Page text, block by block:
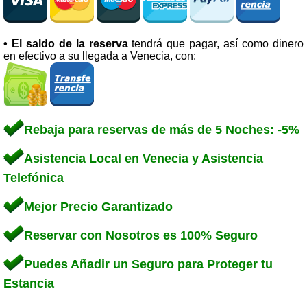
• El saldo de la reservatendrá que pagar, así como dinero
en efectivo a su llegada a Venecia, con:
Rebaja para reservas de más de 5 Noches: -5%
Asistencia Local en Venecia y Asistencia
Telefónica
Mejor Precio Garantizado
Reservar con Nosotros es 100% Seguro
Puedes Añadir un Seguro para Proteger tu
Estancia